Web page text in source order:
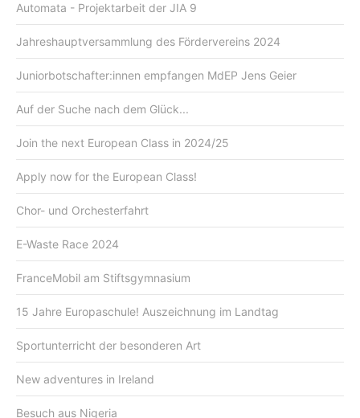
Automata - Projektarbeit der JIA 9
Jahreshauptversammlung des Fördervereins 2024
Juniorbotschafter:innen empfangen MdEP Jens Geier
Auf der Suche nach dem Glück...
Join the next European Class in 2024/25
Apply now for the European Class!
Chor- und Orchesterfahrt
E-Waste Race 2024
FranceMobil am Stiftsgymnasium
15 Jahre Europaschule! Auszeichnung im Landtag
Sportunterricht der besonderen Art
New adventures in Ireland
Besuch aus Nigeria